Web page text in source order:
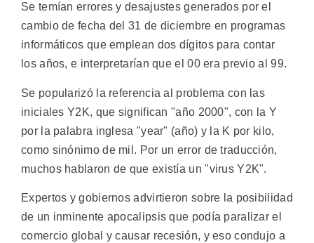
Se temían errores y desajustes generados por el
cambio de fecha del 31 de diciembre en programas
informáticos que emplean dos dígitos para contar
los años, e interpretarían que el 00 era previo al 99.
Se popularizó la referencia al problema con las
iniciales Y2K, que significan "año 2000", con la Y
por la palabra inglesa "year" (año) y la K por kilo,
como sinónimo de mil. Por un error de traducción,
muchos hablaron de que existía un "virus Y2K".
Expertos y gobiernos advirtieron sobre la posibilidad
de un inminente apocalipsis que podía paralizar el
comercio global y causar recesión, y eso condujo a